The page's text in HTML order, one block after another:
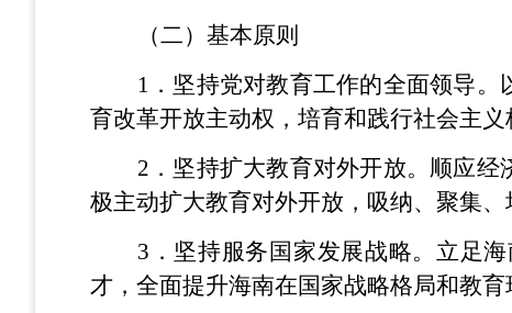
（二）基本原则
1 ．坚持党对教育工作的全面领导
育改革开放主动权，培育和践行社会主
2 ．坚持扩大教育对外开放。顺应
极主动扩大教育对外开放，吸纳、聚集
3 ．坚持服务国家发展战略。立足
才，全面提升海南在国家战略格局和教育